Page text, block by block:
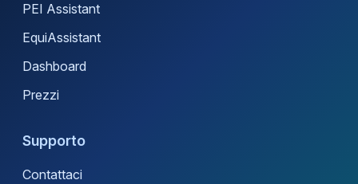
PEI Assistant
EquiAssistant
Dashboard
Prezzi
Supporto
Contattaci